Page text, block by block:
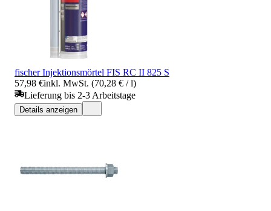
fischer Injektionsmörtel FIS RC II 825 S
57,98 €inkl. MwSt. (70,28 € / l)
Lieferung bis 2-3 Arbeitstage
Details anzeigen